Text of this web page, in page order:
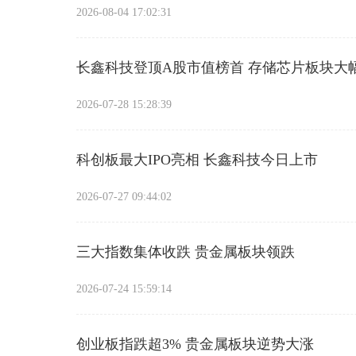
2026-08-04 17:02:31
长鑫科技登顶A股市值榜首 存储芯片板块大
2026-07-28 15:28:39
科创板最大IPO亮相 长鑫科技今日上市
2026-07-27 09:44:02
三大指数集体收跌 贵金属板块领跌
2026-07-24 15:59:14
创业板指跌超3% 贵金属板块逆势大涨